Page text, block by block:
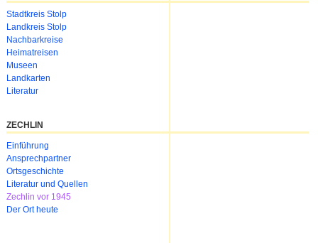
Navigation
überspringen
Stadtkreis Stolp
Landkreis Stolp
Nachbarkreise
Heimatreisen
Museen
Landkarten
Literatur
ZECHLIN
Navigation
überspringen
Einführung
Ansprechpartner
Ortsgeschichte
Literatur und Quellen
Zechlin vor 1945
Der Ort heute